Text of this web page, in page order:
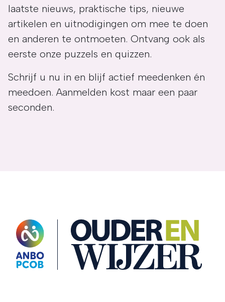
laatste nieuws, praktische tips, nieuwe
artikelen en uitnodigingen om mee te doen
en anderen te ontmoeten. Ontvang ook als
eerste onze puzzels en quizzen.
Schrijf u nu in en blijf actief meedenken én
meedoen. Aanmelden kost maar een paar
seconden.
OuderENwijzer